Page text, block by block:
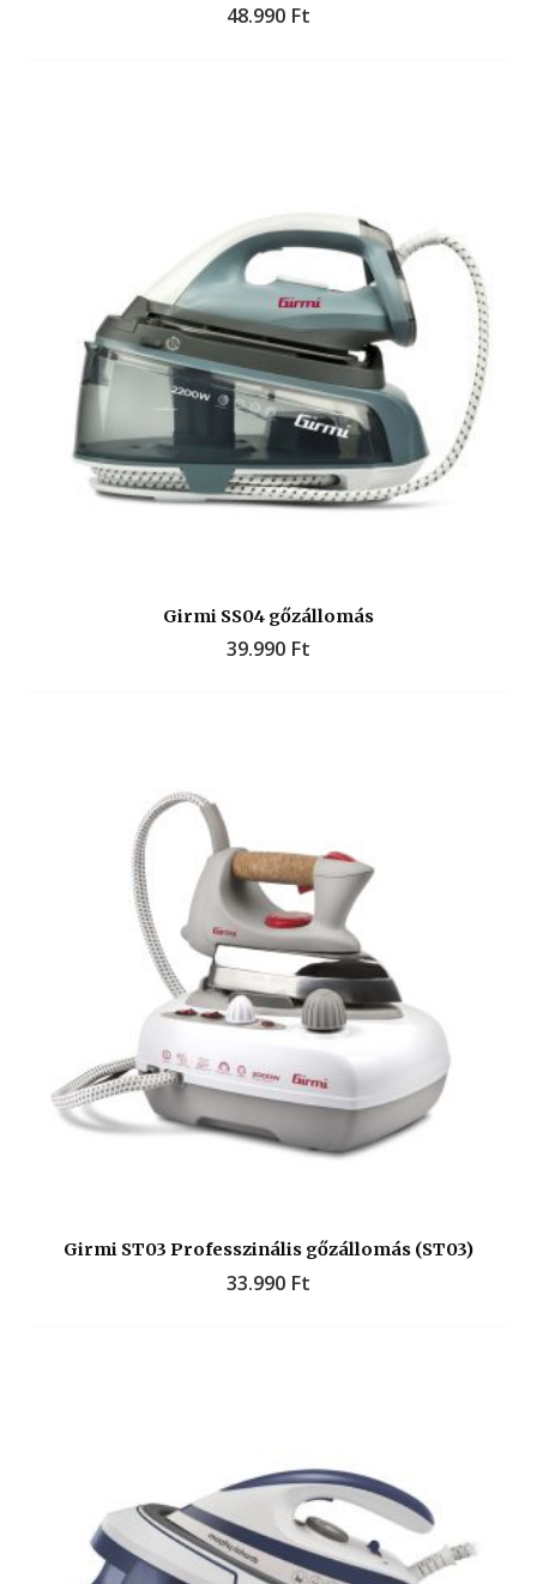
48.990 Ft
Girmi SS04 gőzállomás
39.990 Ft
Girmi ST03 Professzinális gőzállomás (ST03)
33.990 Ft